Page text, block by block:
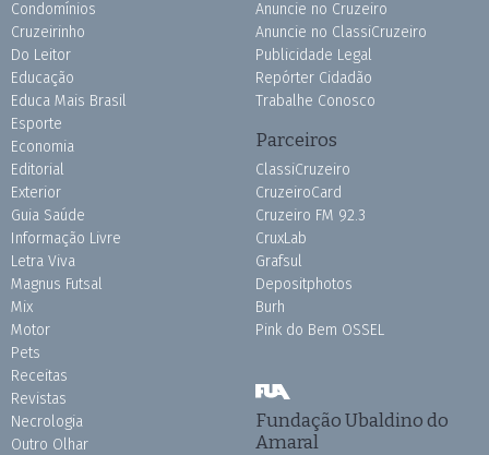
Condomínios
Cruzeirinho
Do Leitor
Educação
Educa Mais Brasil
Esporte
Economia
Editorial
Exterior
Guia Saúde
Informação Livre
Letra Viva
Magnus Futsal
Mix
Motor
Pets
Receitas
Revistas
Necrologia
Outro Olhar
Anuncie no Cruzeiro
Anuncie no ClassiCruzeiro
Publicidade Legal
Repórter Cidadão
Trabalhe Conosco
Parceiros
ClassiCruzeiro
CruzeiroCard
Cruzeiro FM 92.3
CruxLab
Grafsul
Depositphotos
Burh
Pink do Bem OSSEL
Fundação Ubaldino do
Amaral